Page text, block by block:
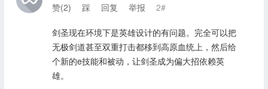
赞(2) 踩 回复 举报 2#
剑圣现在环境下是英雄设计的有问题。完全可以把
无极剑道甚至双重打击都移到高原血统上，然后给
个新的e技能和被动，让剑圣成为偏大招依赖英
雄。